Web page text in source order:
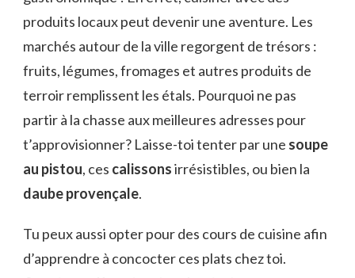
produits locaux peut devenir une aventure. Les
marchés autour de la ville regorgent de trésors :
fruits, légumes, fromages et autres produits de
terroir remplissent les étals. Pourquoi ne pas
partir à la chasse aux meilleures adresses pour
t’approvisionner? Laisse-toi tenter par une soupe
au pistou, ces calissonsirrésistibles, ou bien la
daube provençale.
Tu peux aussi opter pour des cours de cuisine afin
d’apprendre à concocter ces plats chez toi.